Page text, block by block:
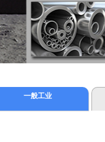
一般工业